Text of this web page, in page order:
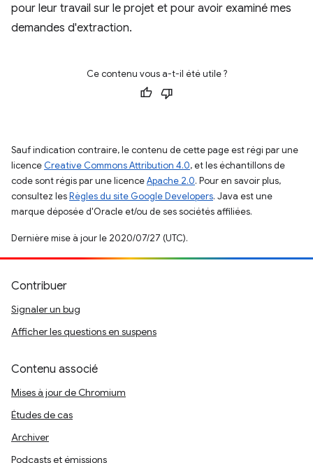
pour leur travail sur le projet et pour avoir examiné mes
demandes d'extraction.
Ce contenu vous a-t-il été utile ?
Sauf indication contraire, le contenu de cette page est régi par une
licence Creative Commons Attribution 4.0, et les échantillons de
code sont régis par une licenceApache 2.0. Pour en savoir plus,
consultez lesRègles du site Google Developers. Java est une
marque déposée d'Oracle et/ou de ses sociétés affiliées.
Dernière mise à jour le 2020/07/27 (UTC).
Contribuer
Signaler un bug
Afficher les questions en suspens
Contenu associé
Mises à jour de Chromium
Études de cas
Archiver
Podcasts et émissions